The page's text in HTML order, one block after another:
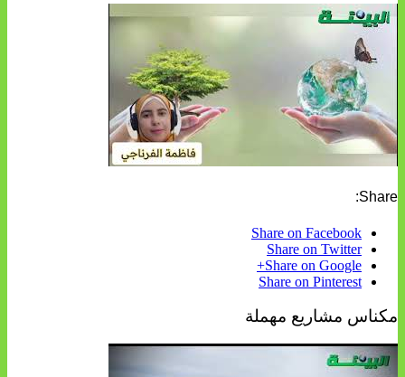
Share:
Share on Facebook
Share on Twitter
Share on Google+
Share on Pinterest
مكناس مشاريع مهملة